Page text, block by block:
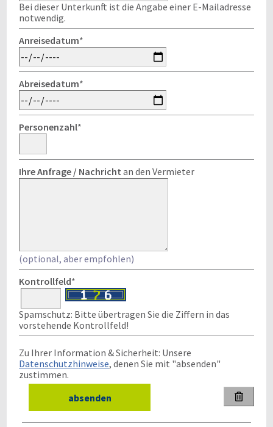
Bei dieser Unterkunft ist die Angabe einer E-Mailadresse
notwendig.
Anreisedatum*
Abreisedatum*
Personenzahl*
Ihre Anfrage / Nachricht an den Vermieter
(optional, aber empfohlen)
Kontrollfeld*
Spamschutz: Bitte übertragen Sie die Ziffern in das
vorstehende Kontrollfeld!
Zu Ihrer Information & Sicherheit: Unsere
Datenschutzhinweise, denen Sie mit "absenden"
zustimmen.
